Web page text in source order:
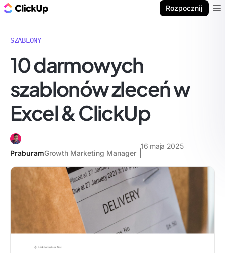
Rozpocznij
SZABLONY
10 darmowych
szablonów zleceń w
Excel & ClickUp
PraburamGrowth Marketing Manager
16 maja 2025